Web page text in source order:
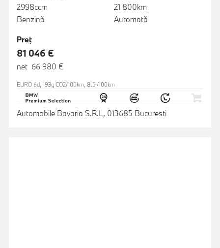
2998ccm
Benzină
21 800km
Automată
Preţ
81 046 €
net 66 980 €
EURO 6d, 193g CO2/100km, 8.5l/100km
Automobile Bavaria S.R.L, 013685 Bucuresti